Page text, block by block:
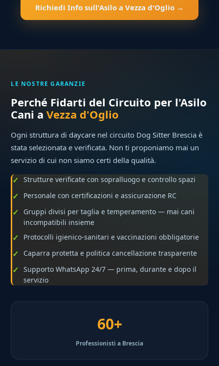
Richiedi Info sull'Asilo a Vezza d'Oglio →
LE NOSTRE GARANZIE
Perché Fidarti del Circuito per l'Asilo
Cani aVezza d'Oglio
Ogni struttura di daycare nel circuito Dog Sitter Brescia è
stata selezionata e verificata. Non ti proponiamo mai un
servizio di cui non siamo certi della qualità.
Strutture verificate con sopralluogo e controllo spazi
Personale con certificazioni e assicurazione RC
Gruppi divisi per taglia e temperamento — mai cani
incompatibili insieme
Protocolli igienico-sanitari e vaccinazioni obbligatorie
Caparra protetta e politica cancellazione trasparente
Supporto WhatsApp 24/7 — prima, durante e dopo il
servizio
60+
Professionisti a Brescia